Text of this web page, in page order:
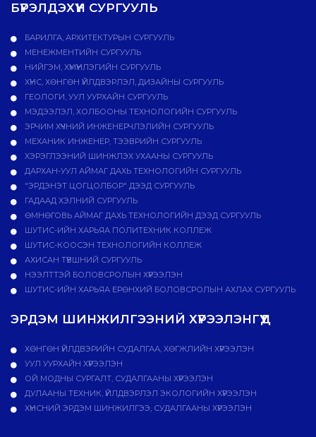
БҮРЭЛДЭХҮҮН СУРГУУЛЬ
БАРИЛГА, АРХИТЕКТУРЫН СУРГУУЛЬ
МЕНЕЖМЕНТИЙН СУРГУУЛЬ
НИЙГЭМ, ХҮМҮҮНЛЭГИЙН СУРГУУЛЬ
ХҮНС, ХӨНГӨН ҮЙЛДВЭРЛЭЛ, ДИЗАЙНЫ СУРГУУЛЬ
ГЕОЛОГИ, УУЛ УУРХАЙН СУРГУУЛЬ
МЭДЭЭЛЭЛ, ХОЛБООНЫ ТЕХНОЛОГИЙН СУРГУУЛЬ
ЭРЧИМ ХҮЧНИЙ ИНЖЕНЕРЧЛЭЛИЙН СУРГУУЛЬ
МЕХАНИК ИНЖЕНЕР, ТЭЭВРИЙН СУРГУУЛЬ
ХЭРЭГЛЭЭНИЙ ШИНЖЛЭХ УХААНЫ СУРГУУЛЬ
ДАРХАН-УУЛ АЙМАГ ДАХЬ ТЕХНОЛОГИЙН СУРГУУЛЬ
"ЭРДЭНЭТ ЦОГЦОЛБОР" ДЭЭД СУРГУУЛЬ
ГАДААД ХЭЛНИЙ СУРГУУЛЬ
ӨМНӨГОВЬ АЙМАГ ДАХЬ ТЕХНОЛОГИЙН ДЭЭД СУРГУУЛЬ
ШУТИС-ИЙН ХАРЬЯА ПОЛИТЕХНИК КОЛЛЕЖ
ШУТИС-КООСЭН ТЕХНОЛОГИЙН КОЛЛЕЖ
АХИСАН ТҮВШНИЙ СУРГУУЛЬ
НЭЭЛТТЭЙ БОЛОВСРОЛЫН ХҮРЭЭЛЭН
ШУТИС-ИЙН ХАРЬЯА ЕРӨНХИЙ БОЛОВСРОЛЫН АХЛАХ СУРГУУЛЬ
ЭРДЭМ ШИНЖИЛГЭЭНИЙ ХҮРЭЭЛЭНГҮҮД
ХӨНГӨН ҮЙЛДВЭРИЙН СУДАЛГАА, ХӨГЖЛИЙН ХҮРЭЭЛЭН
УУЛ УУРХАЙН ХҮРЭЭЛЭН
ОЙ МОДНЫ СУРГАЛТ, СУДАЛГААНЫ ХҮРЭЭЛЭН
ДУЛААНЫ ТЕХНИК, ҮЙЛДВЭРЛЭЛ ЭКОЛОГИЙН ХҮРЭЭЛЭН
ХҮНСНИЙ ЭРДЭМ ШИНЖИЛГЭЭ, СУДАЛГААНЫ ХҮРЭЭЛЭН